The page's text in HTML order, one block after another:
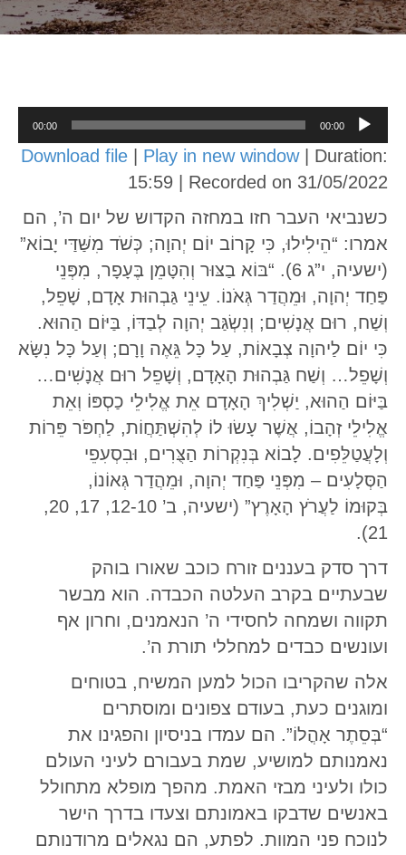
Audio
Player
00:00
00:00
Download file Play in new window| Duration:
15:59
Recorded on 31/05/2022
כשנביאי העבר חזו במחזה הקדוש של יום ה’, הם
אמרו: “הֵילִילוּ, כִּי קָרוֹב יוֹם יְהוָה; כְּשֹׁד מִשַּׁדַּי יָבוֹא”
(ישעיה, י”ג 6). “בּוֹא בַצּוּר וְהִטָּמֵן בֶּעָפָר, מִפְּנֵי
פַּחַד יְהוָה, וּמֵהֲדַר גְּאֹנוֹ. עֵינֵי גַּבְהוּת אָדָם, שָׁפֵל,
וְשַׁח, רוּם אֲנָשִׁים; וְנִשְׂגַּב יְהוָה לְבַדּוֹ, בַּיּוֹם הַהוּא.
כִּי יוֹם לַיהוָה צְבָאוֹת, עַל כָּל גֵּאֶה וָרָם; וְעַל כָּל נִשָּׂא
וְשָׁפֵל… וְשַׁח גַּבְהוּת הָאָדָם, וְשָׁפֵל רוּם אֲנָשִׁים…
בַּיּוֹם הַהוּא, יַשְׁלִיךְ הָאָדָם אֵת אֱלִילֵי כַסְפּוֹ וְאֵת
אֱלִילֵי זְהָבוֹ, אֲשֶׁר עָשׂוּ לוֹ לְהִשְׁתַּחֲו‍ֹת, לַחְפֹּר פֵּרוֹת
וְלָעֲטַלֵּפִים. לָבוֹא בְּנִקְרוֹת הַצֻּרִים, וּבִסְעִפֵי
הַסְּלָעִים – מִפְּנֵי פַּחַד יְהוָה, וּמֵהֲדַר גְּאוֹנוֹ,
בְּקוּמוֹ לַעֲרֹץ הָאָרֶץ” (ישעיה, ב’ 12-10, 17, 20,
21).
דרך סדק בעננים זורח כוכב שאורו בוהק
שבעתיים בקרב העלטה הכבדה. הוא מבשר
תקווה ושמחה לחסידי ה’ הנאמנים, וחרון אף
ועונשים כבדים למחללי תורת ה’.
אלה שהקריבו הכול למען המשיח, בטוחים
ומוגנים כעת, בעודם צפונים ומוסתרים
“בְּסֵתֶר אָהֳלוֹ”. הם עמדו בניסיון והפגינו את
נאמנותם למושיע, שמת בעבורם לעיני העולם
כולו ולעיני מבזי האמת. מהפך מופלא מתחולל
באנשים שדבקו באמונתם וצעדו בדרך הישר
לנוכח פני המוות. לפתע, הם נגאלים מרודנותם